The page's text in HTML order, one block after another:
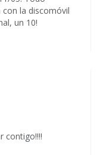
la discomóvil
un 10!
contigo!!!!